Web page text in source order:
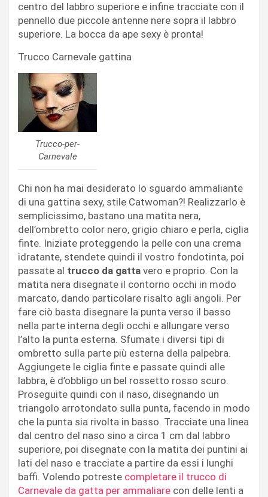
centro del labbro superiore e infine tracciate con il
pennello due piccole antenne nere sopra il labbro
superiore. La bocca da ape sexy è pronta!
Trucco Carnevale gattina
Trucco-per-
Carnevale
Chi non ha mai desiderato lo sguardo ammaliante
di una gattina sexy, stile Catwoman?! Realizzarlo è
semplicissimo, bastano una matita nera,
dell’ombretto color nero, grigio chiaro e perla, ciglia
finte. Iniziate proteggendo la pelle con una crema
idratante, stendete quindi il vostro fondotinta, poi
passate al trucco da gatta vero e proprio. Con la
matita nera disegnate il contorno occhi in modo
marcato, dando particolare risalto agli angoli. Per
fare ciò basta disegnare la punta verso il basso
nella parte interna degli occhi e allungare verso
l’alto la punta esterna. Sfumate i diversi tipi di
ombretto sulla parte più esterna della palpebra.
Aggiungete le ciglia finte e passate quindi alle
labbra, è d’obbligo un bel rossetto rosso scuro.
Proseguite quindi con il naso, disegnando un
triangolo arrotondato sulla punta, facendo in modo
che la punta sia rivolta in basso. Tracciate una linea
dal centro del naso sino a circa 1 cm dal labbro
superiore, poi disegnate con la matita dei puntini ai
lati del naso e tracciate a partire da essi i lunghi
baffi. Volendo potreste completare il trucco di
Carnevale da gatta per ammaliare con delle lenti a